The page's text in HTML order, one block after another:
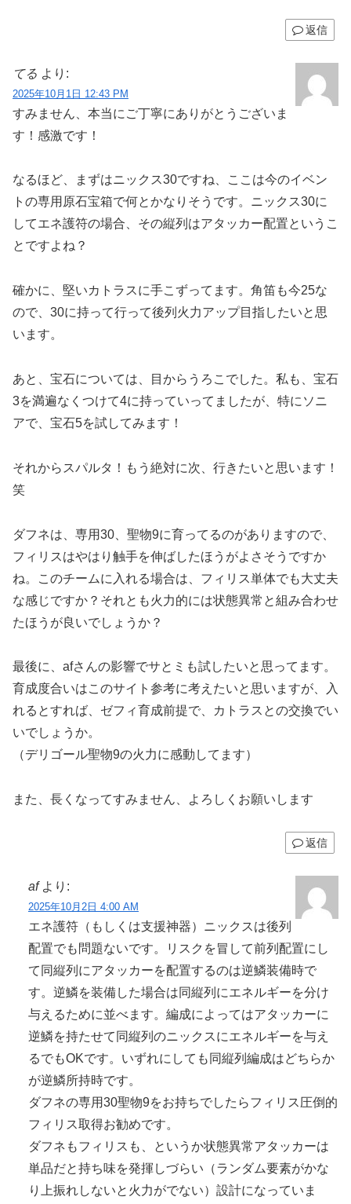
返信
てる より:
2025年10月1日 12:43 PM
すみません、本当にご丁寧にありがとうございま
す！感激です！
なるほど、まずはニックス30ですね、ここは今のイベン
トの専用原石宝箱で何とかなりそうです。ニックス30に
してエネ護符の場合、その縦列はアタッカー配置というこ
とですよね？
確かに、堅いカトラスに手こずってます。角笛も今25な
ので、30に持って行って後列火力アップ目指したいと思
います。
あと、宝石については、目からうろこでした。私も、宝石
3を満遍なくつけて4に持っていってましたが、特にソニ
アで、宝石5を試してみます！
それからスパルタ！もう絶対に次、行きたいと思います！
笑
ダフネは、専用30、聖物9に育ってるのがありますので、
フィリスはやはり触手を伸ばしたほうがよさそうですか
ね。このチームに入れる場合は、フィリス単体でも大丈夫
な感じですか？それとも火力的には状態異常と組み合わせ
たほうが良いでしょうか？
最後に、afさんの影響でサとミも試したいと思ってます。
育成度合いはこのサイト参考に考えたいと思いますが、入
れるとすれば、ゼフィ育成前提で、カトラスとの交換でい
いでしょうか。
（デリゴール聖物9の火力に感動してます）
また、長くなってすみません、よろしくお願いします
返信
af より:
2025年10月2日 4:00 AM
エネ護符（もしくは支援神器）ニックスは後列
配置でも問題ないです。リスクを冒して前列配置にし
て同縦列にアタッカーを配置するのは逆鱗装備時で
す。逆鱗を装備した場合は同縦列にエネルギーを分け
与えるために並べます。編成によってはアタッカーに
逆鱗を持たせて同縦列のニックスにエネルギーを与え
るでもOKです。いずれにしても同縦列編成はどちらか
が逆鱗所持時です。
ダフネの専用30聖物9をお持ちでしたらフィリス圧倒的
フィリス取得お勧めです。
ダフネもフィリスも、というか状態異常アタッカーは
単品だと持ち味を発揮しづらい（ランダム要素がかな
り上振れしないと火力がでない）設計になっていま